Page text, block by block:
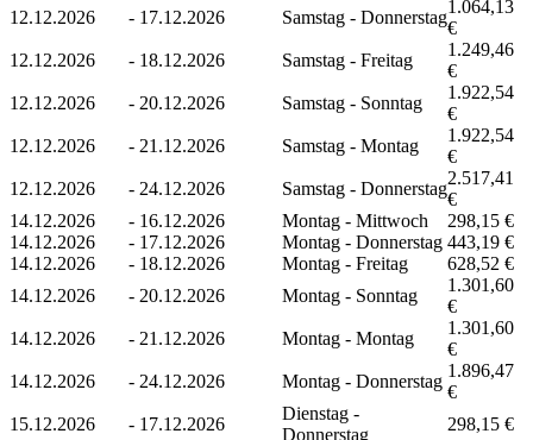
12.12.2026
- 17.12.2026 Samstag - Donnerstag
1.064,13
€
12.12.2026
- 18.12.2026 Samstag - Freitag
1.249,46
€
12.12.2026
- 20.12.2026 Samstag - Sonntag
1.922,54
€
12.12.2026
- 21.12.2026 Samstag - Montag
1.922,54
€
12.12.2026
- 24.12.2026 Samstag - Donnerstag
2.517,41
€
14.12.2026
- 16.12.2026 Montag - Mittwoch
298,15 €
14.12.2026
- 17.12.2026 Montag - Donnerstag 443,19 €
14.12.2026
- 18.12.2026 Montag - Freitag
628,52 €
14.12.2026
- 20.12.2026 Montag - Sonntag
1.301,60
€
14.12.2026
- 21.12.2026 Montag - Montag
1.301,60
€
14.12.2026
- 24.12.2026 Montag - Donnerstag
1.896,47
€
15.12.2026
- 17.12.2026
Dienstag -
Donnerstag
298,15 €